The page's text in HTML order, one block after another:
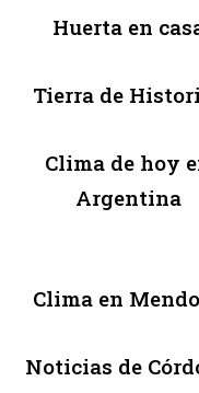
Huerta en
Tierra de
Clima de hoy
Argentina
Clima en
Noticias de